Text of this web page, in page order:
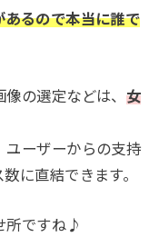
あるので本当に誰で
の選定などは、 女
ユーザーからの支持
に直結できます。
所ですね♪